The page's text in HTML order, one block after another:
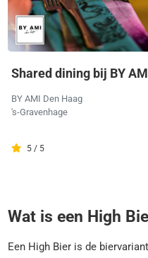
Shared dining bij BY
BY AMI Den Haag
's-Gravenhage
5 / 5
Wat is een High
Een High Bier is de